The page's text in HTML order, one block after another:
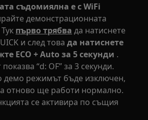
съдомиялна е с WiFi
демонстрационната
първо трябва да натиснете
и след товада натиснете
ECO + Auto за 5 секунди .
“d: OF” за 3 секунди.
демо режимът бъде изключен,
отново ще работи нормално.
се активира по същия